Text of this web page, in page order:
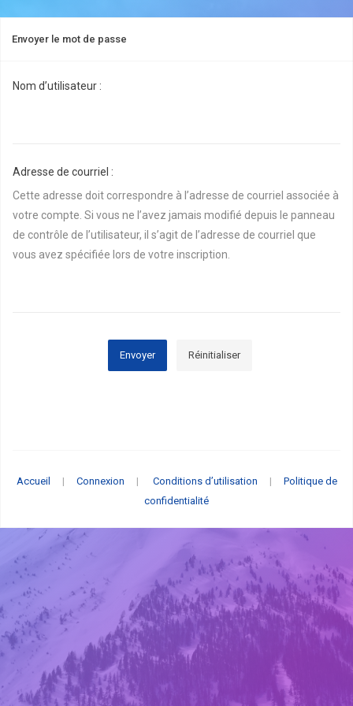
Envoyer le mot de passe
Nom d’utilisateur :
Adresse de courriel :
Cette adresse doit correspondre à l’adresse de courriel associée à
votre compte. Si vous ne l’avez jamais modifié depuis le panneau
de contrôle de l’utilisateur, il s’agit de l’adresse de courriel que
vous avez spécifiée lors de votre inscription.
Envoyer Réinitialiser
Accueil | Connexion | Conditions d’utilisation |
Politique de
confidentialité